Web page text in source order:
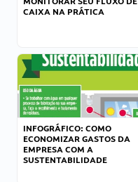
CAIXA NA PRÁTICA
INFOGRÁFICO: COMO
ECONOMIZAR GASTOS DA
EMPRESA COM A
SUSTENTABILIDADE